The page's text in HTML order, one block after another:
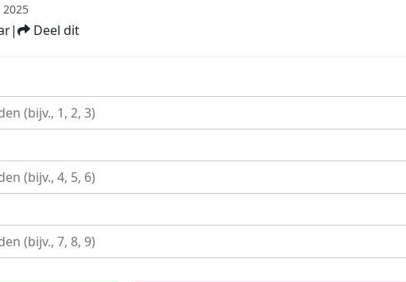
| Deel dit